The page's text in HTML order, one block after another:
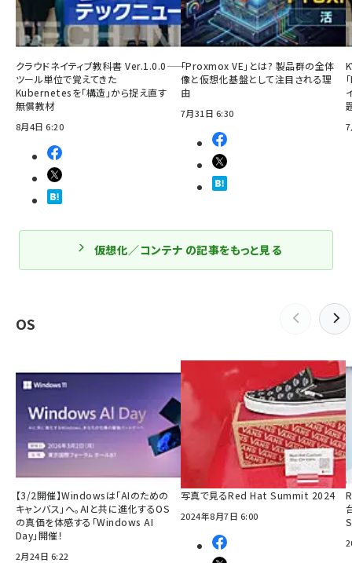
クラウドネイティブ教科書 Ver.1.0.0――
ツール単位で覚えてきた
Kubernetesを「構造」から捉え直す
無償教材
8月4日 6:20
「Proxmox VE」とは? 製品群の全体
像と仮想化基盤として注目される理
由
7月31日 6:30
仮想化／コンテナ の記事をもっと見る
OS
【3/2開催】Windowsは「AIのための
キャンバス」へ。AIと共に進化するOS
の真価を体感する「Windows AI
Day」開催！
2月24日 6:22
写真で見るRed Hat Summit 2024
2024年8月7日 6:00